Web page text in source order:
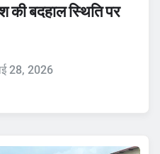
की बदहाल स्थिति पर
28, 2026